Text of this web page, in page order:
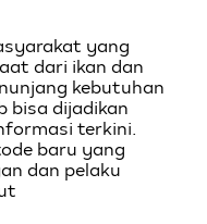
yang
dari ikan dan
kebutuhan
bisa dijadikan
terkini.
baru yang
dan pelaku